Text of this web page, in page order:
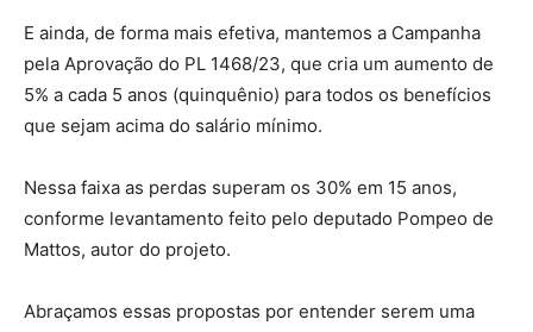
E ainda, de forma mais efetiva, mantemos a Campanha
pela Aprovação do PL 1468/23, que cria um aumento de
5% a cada 5 anos (quinquênio) para todos os benefícios
que sejam acima do salário mínimo.
Nessa faixa as perdas superam os 30% em 15 anos,
conforme levantamento feito pelo deputado Pompeo de
Mattos, autor do projeto.
Abraçamos essas propostas por entender serem uma